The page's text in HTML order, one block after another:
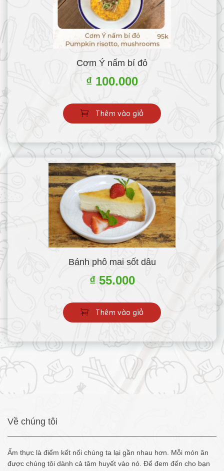
Cơm Ý nấm bí đỏ
₫ 100.000
Thêm vào giỏ
Bánh phô mai sốt dâu
₫ 55.000
Thêm vào giỏ
Về chúng tôi
Ẩm thực là điểm kết nối chúng ta lại gần nhau hơn. Mỗi món ăn
được chúng tôi dành cả tâm huyết vào nó. Để đem đến cho bạn